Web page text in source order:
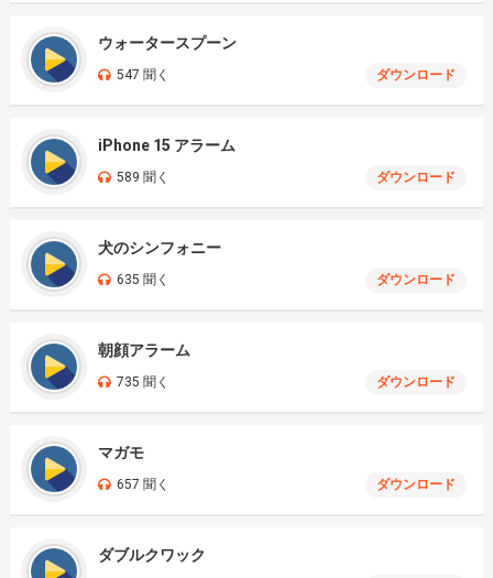
ウォータースプーン
547 聞く ダウンロード
iPhone 15 アラーム
589 聞く ダウンロード
犬のシンフォニー
635 聞く ダウンロード
朝顔アラーム
735 聞く ダウンロード
マガモ
657 聞く ダウンロード
ダブルクワック